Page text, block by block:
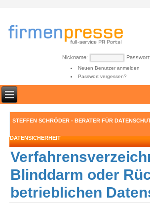
Nickname: Passwort:
Neuen Benutzer anmelden
Passwort vergessen?
STEFFEN SCHRÖDER - BERATER FÜR
DATENSICHERHEIT
Blinddarm oder
betrieblichen